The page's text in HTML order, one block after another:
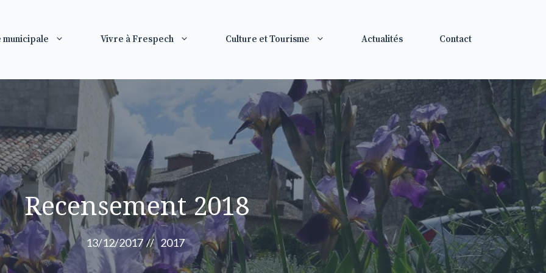
municipale Vivre à Frespech Culture et Tourisme Actualités Contact
Recensement 2018
13/12/2017 // 2017